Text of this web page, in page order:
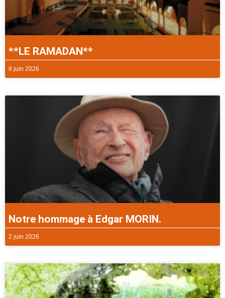
**LE RAMADAN**
8 juin 2026
Notre hommage à Edgar MORIN.
2 juin 2026